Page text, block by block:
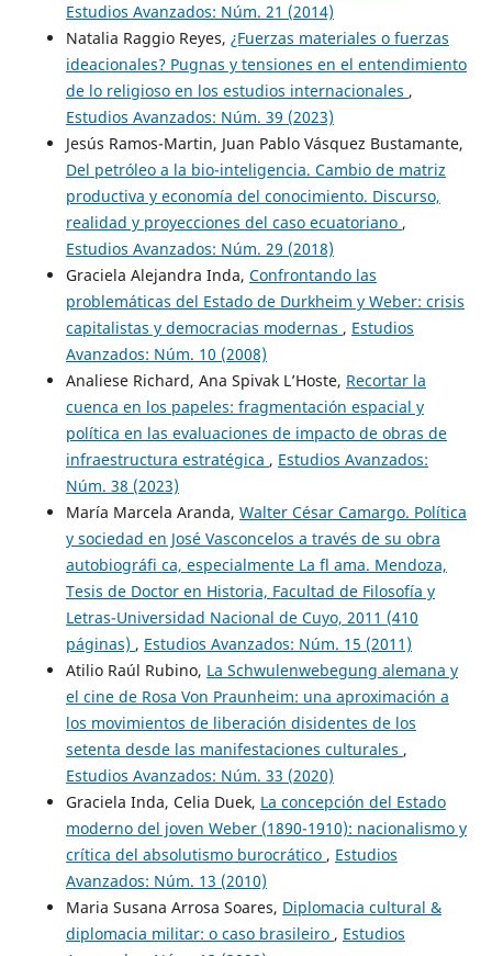
Estudios Avanzados: Núm. 21 (2014)
Natalia Raggio Reyes, ¿Fuerzas materiales o fuerzas
ideacionales? Pugnas y tensiones en el entendimiento
de lo religioso en los estudios internacionales ,
Estudios Avanzados: Núm. 39 (2023)
Jesús Ramos-Martin, Juan Pablo Vásquez Bustamante,
Del petróleo a la bio-inteligencia. Cambio de matriz
productiva y economía del conocimiento. Discurso,
realidad y proyecciones del caso ecuatoriano ,
Estudios Avanzados: Núm. 29 (2018)
Graciela Alejandra Inda, Confrontando las
problemáticas del Estado de Durkheim y Weber: crisis
capitalistas y democracias modernas , Estudios
Avanzados: Núm. 10 (2008)
Analiese Richard, Ana Spivak L’Hoste, Recortar la
cuenca en los papeles: fragmentación espacial y
política en las evaluaciones de impacto de obras de
infraestructura estratégica , Estudios Avanzados:
Núm. 38 (2023)
María Marcela Aranda, Walter César Camargo. Política
y sociedad en José Vasconcelos a través de su obra
autobiográfi ca, especialmente La fl ama. Mendoza,
Tesis de Doctor en Historia, Facultad de Filosofía y
Letras-Universidad Nacional de Cuyo, 2011 (410
páginas) , Estudios Avanzados: Núm. 15 (2011)
Atilio Raúl Rubino, La Schwulenwebegung alemana y
el cine de Rosa Von Praunheim: una aproximación a
los movimientos de liberación disidentes de los
setenta desde las manifestaciones culturales ,
Estudios Avanzados: Núm. 33 (2020)
Graciela Inda, Celia Duek, La concepción del Estado
moderno del joven Weber (1890-1910): nacionalismo y
crítica del absolutismo burocrático , Estudios
Avanzados: Núm. 13 (2010)
Maria Susana Arrosa Soares, Diplomacia cultural &
diplomacia militar: o caso brasileiro , Estudios